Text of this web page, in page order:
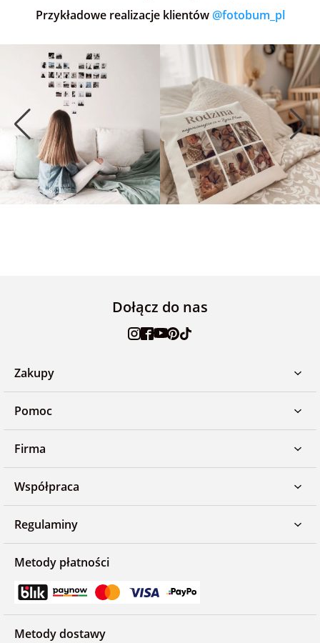
Przykładowe realizacje klientów @fotobum_pl
Dołącz do nas
Zakupy
Pomoc
Firma
Współpraca
Regulaminy
Metody płatności
Metody dostawy